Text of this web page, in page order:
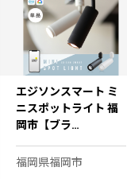
エジソンスマート ミ
ニスポットライト 福
岡市【ブラ…
福岡県福岡市